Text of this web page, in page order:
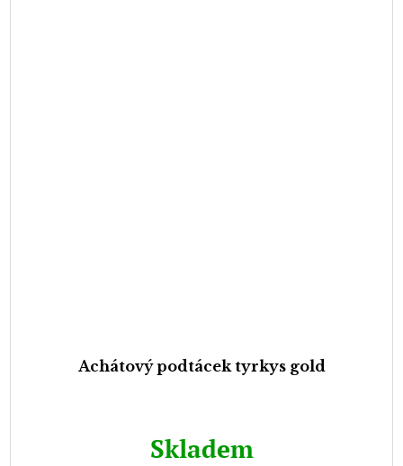
Achátový podtácek tyrkys gold
Skladem